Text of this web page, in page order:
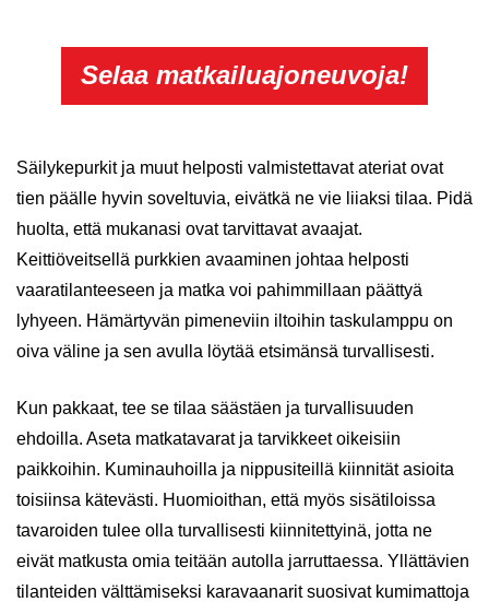
Selaa matkailuajoneuvoja!
Säilykepurkit ja muut helposti valmistettavat ateriat ovat
tien päälle hyvin soveltuvia, eivätkä ne vie liiaksi tilaa. Pidä
huolta, että mukanasi ovat tarvittavat avaajat.
Keittiöveitsellä purkkien avaaminen johtaa helposti
vaaratilanteeseen ja matka voi pahimmillaan päättyä
lyhyeen. Hämärtyvän pimeneviin iltoihin taskulamppu on
oiva väline ja sen avulla löytää etsimänsä turvallisesti.
Kun pakkaat, tee se tilaa säästäen ja turvallisuuden
ehdoilla. Aseta matkatavarat ja tarvikkeet oikeisiin
paikkoihin. Kuminauhoilla ja nippusiteillä kiinnität asioita
toisiinsa kätevästi. Huomioithan, että myös sisätiloissa
tavaroiden tulee olla turvallisesti kiinnitettyinä, jotta ne
eivät matkusta omia teitään autolla jarruttaessa. Yllättävien
tilanteiden välttämiseksi karavaanarit suosivat kumimattoja